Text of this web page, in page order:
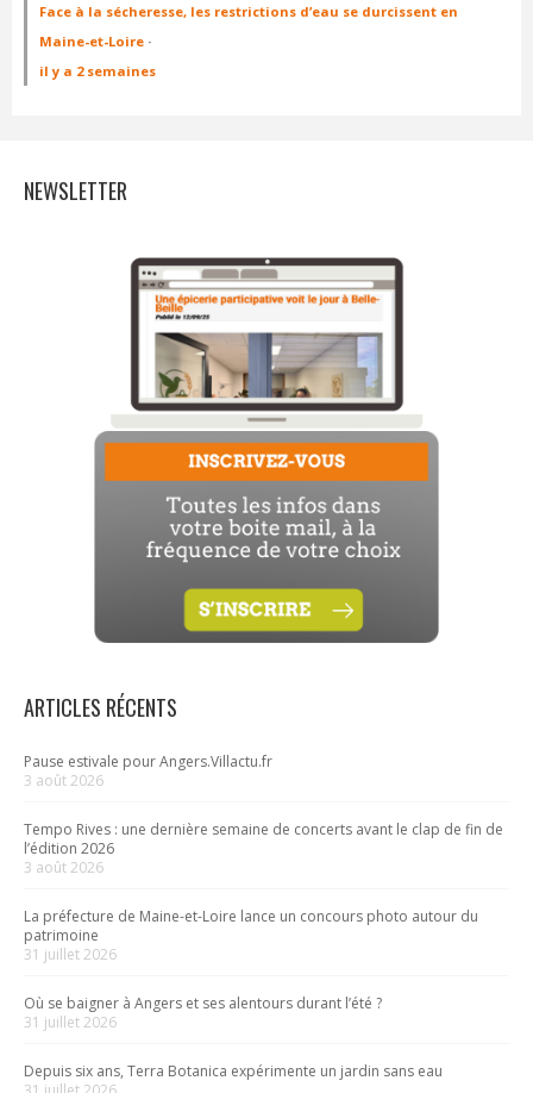
Face à la sécheresse, les restrictions d’eau se durcissent en
Maine-et-Loire ·
il y a 2 semaines
NEWSLETTER
ARTICLES RÉCENTS
Pause estivale pour Angers.Villactu.fr
3 août 2026
Tempo Rives : une dernière semaine de concerts avant le clap de fin de
l’édition 2026
3 août 2026
La préfecture de Maine-et-Loire lance un concours photo autour du
patrimoine
31 juillet 2026
Où se baigner à Angers et ses alentours durant l’été ?
31 juillet 2026
Depuis six ans, Terra Botanica expérimente un jardin sans eau